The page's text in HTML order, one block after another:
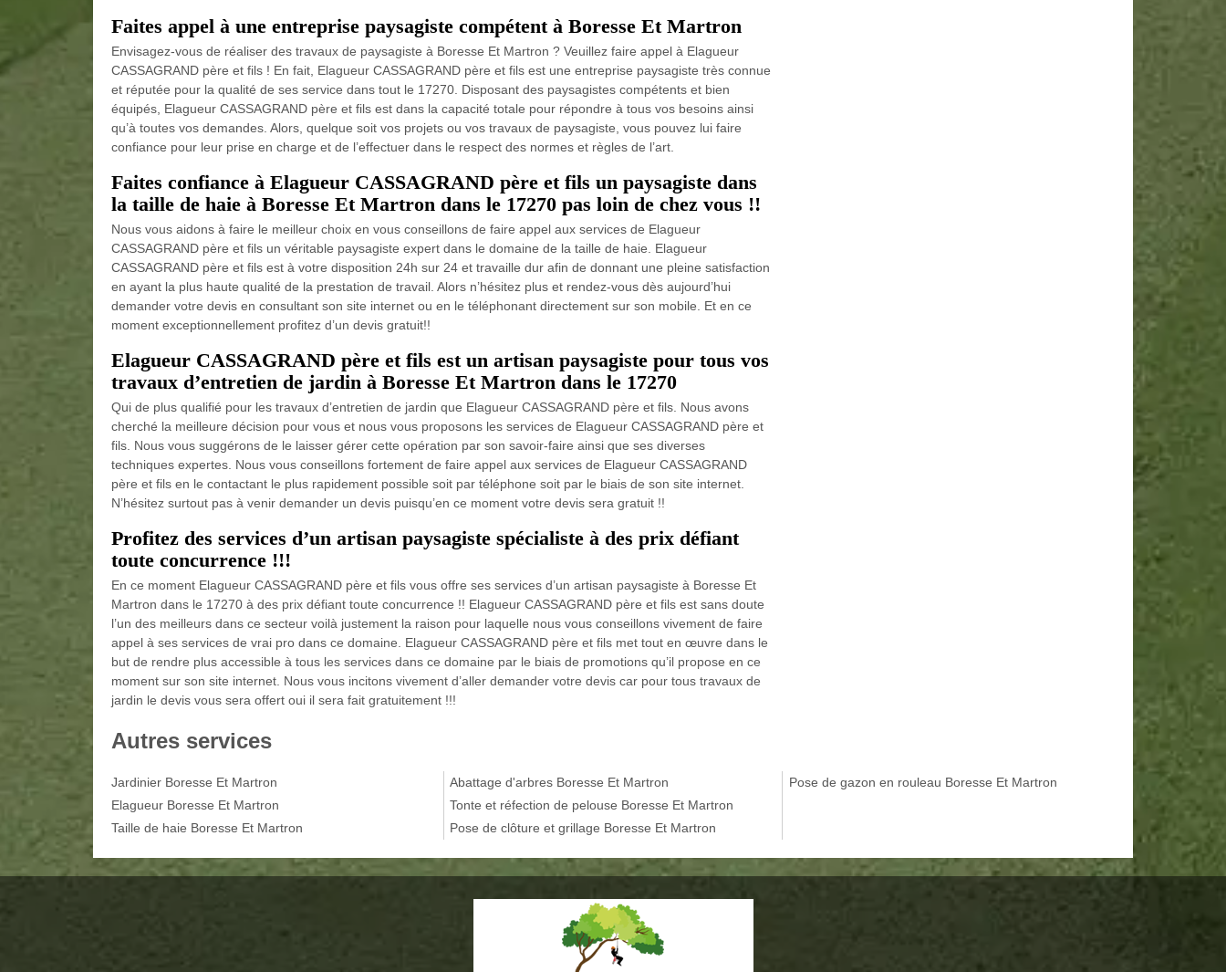
Faites appel à une entreprise paysagiste compétent à Boresse Et Martron
Envisagez-vous de réaliser des travaux de paysagiste à Boresse Et Martron ? Veuillez faire appel à Elagueur
CASSAGRAND père et fils ! En fait, Elagueur CASSAGRAND père et fils est une entreprise paysagiste très connue
et réputée pour la qualité de ses service dans tout le 17270. Disposant des paysagistes compétents et bien
équipés, Elagueur CASSAGRAND père et fils est dans la capacité totale pour répondre à tous vos besoins ainsi
qu’à toutes vos demandes. Alors, quelque soit vos projets ou vos travaux de paysagiste, vous pouvez lui faire
confiance pour leur prise en charge et de l’effectuer dans le respect des normes et règles de l’art.
Faites confiance à Elagueur CASSAGRAND père et fils un paysagiste dans
la taille de haie à Boresse Et Martron dans le 17270 pas loin de chez vous !!
Nous vous aidons à faire le meilleur choix en vous conseillons de faire appel aux services de Elagueur
CASSAGRAND père et fils un véritable paysagiste expert dans le domaine de la taille de haie. Elagueur
CASSAGRAND père et fils est à votre disposition 24h sur 24 et travaille dur afin de donnant une pleine satisfaction
en ayant la plus haute qualité de la prestation de travail. Alors n’hésitez plus et rendez-vous dès aujourd’hui
demander votre devis en consultant son site internet ou en le téléphonant directement sur son mobile. Et en ce
moment exceptionnellement profitez d’un devis gratuit!!
Elagueur CASSAGRAND père et fils est un artisan paysagiste pour tous vos
travaux d’entretien de jardin à Boresse Et Martron dans le 17270
Qui de plus qualifié pour les travaux d’entretien de jardin que Elagueur CASSAGRAND père et fils. Nous avons
cherché la meilleure décision pour vous et nous vous proposons les services de Elagueur CASSAGRAND père et
fils. Nous vous suggérons de le laisser gérer cette opération par son savoir-faire ainsi que ses diverses
techniques expertes. Nous vous conseillons fortement de faire appel aux services de Elagueur CASSAGRAND
père et fils en le contactant le plus rapidement possible soit par téléphone soit par le biais de son site internet.
N’hésitez surtout pas à venir demander un devis puisqu’en ce moment votre devis sera gratuit !!
Profitez des services d’un artisan paysagiste spécialiste à des prix défiant
toute concurrence !!!
En ce moment Elagueur CASSAGRAND père et fils vous offre ses services d’un artisan paysagiste à Boresse Et
Martron dans le 17270 à des prix défiant toute concurrence !! Elagueur CASSAGRAND père et fils est sans doute
l’un des meilleurs dans ce secteur voilà justement la raison pour laquelle nous vous conseillons vivement de faire
appel à ses services de vrai pro dans ce domaine. Elagueur CASSAGRAND père et fils met tout en œuvre dans le
but de rendre plus accessible à tous les services dans ce domaine par le biais de promotions qu’il propose en ce
moment sur son site internet. Nous vous incitons vivement d’aller demander votre devis car pour tous travaux de
jardin le devis vous sera offert oui il sera fait gratuitement !!!
Autres services
Jardinier Boresse Et Martron
Elagueur Boresse Et Martron
Taille de haie Boresse Et Martron
Abattage d'arbres Boresse Et Martron
Tonte et réfection de pelouse Boresse Et Martron
Pose de clôture et grillage Boresse Et Martron
Pose de gazon en rouleau Boresse Et Martron